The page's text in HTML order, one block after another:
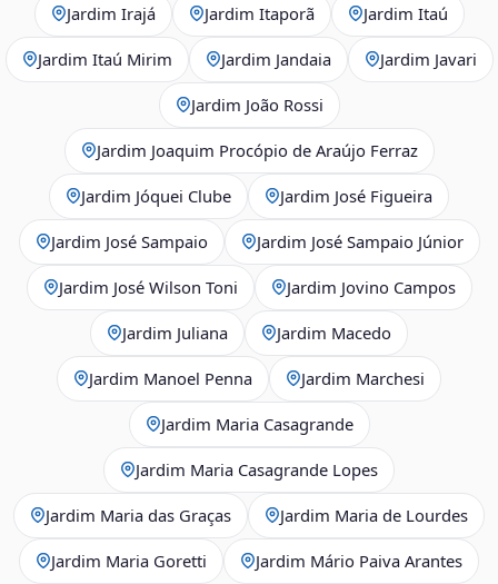
Jardim Irajá Jardim Itaporã Jardim Itaú
Jardim Itaú Mirim Jardim Jandaia Jardim Javari
Jardim João Rossi
Jardim Joaquim Procópio de Araújo Ferraz
Jardim Jóquei Clube Jardim José Figueira
Jardim José Sampaio Jardim José Sampaio Júnior
Jardim José Wilson Toni Jardim Jovino Campos
Jardim Juliana Jardim Macedo
Jardim Manoel Penna Jardim Marchesi
Jardim Maria Casagrande
Jardim Maria Casagrande Lopes
Jardim Maria das Graças Jardim Maria de Lourdes
Jardim Maria Goretti Jardim Mário Paiva Arantes